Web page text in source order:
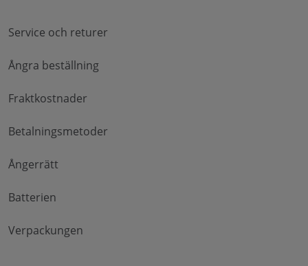
Service och returer
Ångra beställning
Fraktkostnader
Betalningsmetoder
Ångerrätt
Batterien
Verpackungen